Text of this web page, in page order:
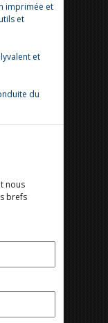
imprimée et
et
et
du
nous
brefs